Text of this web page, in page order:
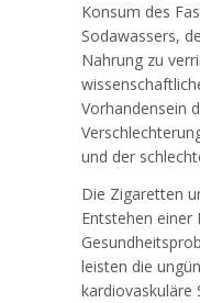
Konsum des
Sodawassers,
Nahrung zu
Vorhandensein
und der
Die Zigaretten
Entstehen einer
leisten die
kardiovaskuläre